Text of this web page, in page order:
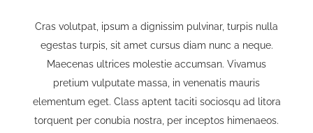
Cras volutpat, ipsum a dignissim pulvinar, turpis nulla
egestas turpis, sit amet cursus diam nunc a neque.
Maecenas ultrices molestie accumsan. Vivamus
pretium vulputate massa, in venenatis mauris
elementum eget. Class aptent taciti sociosqu ad litora
torquent per conubia nostra, per inceptos himenaeos.